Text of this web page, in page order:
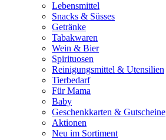
Lebensmittel
Snacks & Süsses
Getränke
Tabakwaren
Wein & Bier
Spirituosen
Reinigungsmittel & Utensilien
Tierbedarf
Für Mama
Baby
Geschenkkarten & Gutscheine
Aktionen
Neu im Sortiment